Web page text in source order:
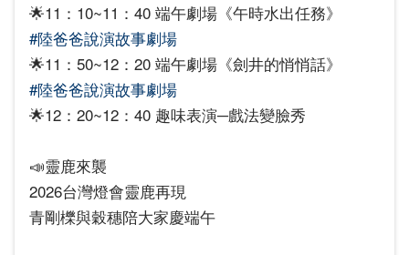
🌟11：10~11：40 端午劇場《午時水出任務》
#陸爸爸說演故事劇場
🌟11：50~12：20 端午劇場《劍井的悄悄話》
#陸爸爸說演故事劇場
🌟12：20~12：40 趣味表演─戲法變臉秀
📣靈鹿來襲
2026台灣燈會靈鹿再現
青剛櫟與穀穗陪大家慶端午